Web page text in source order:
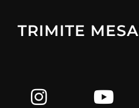
TRIMITE